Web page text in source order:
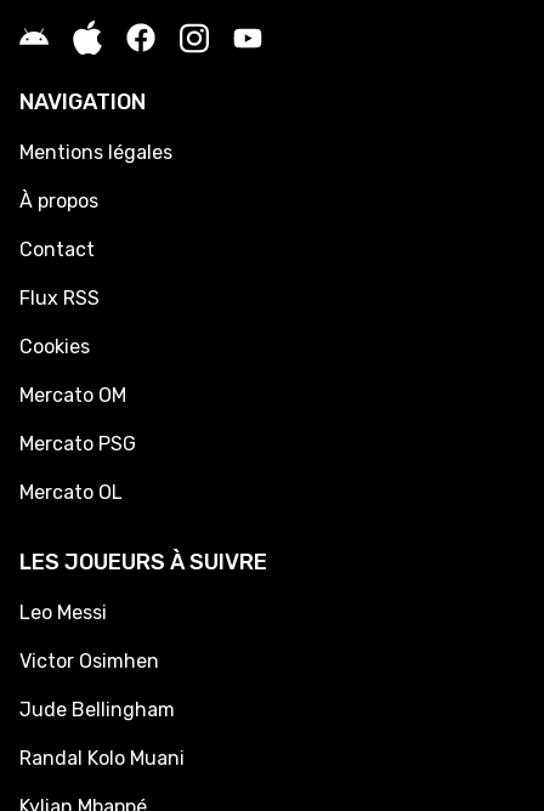
NAVIGATION
Mentions légales
À propos
Contact
Flux RSS
Cookies
Mercato OM
Mercato PSG
Mercato OL
LES JOUEURS À SUIVRE
Leo Messi
Victor Osimhen
Jude Bellingham
Randal Kolo Muani